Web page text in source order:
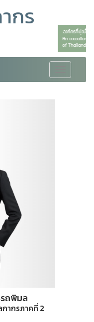
กร
navigation
ถพิมล
ากรภาคที่ 2